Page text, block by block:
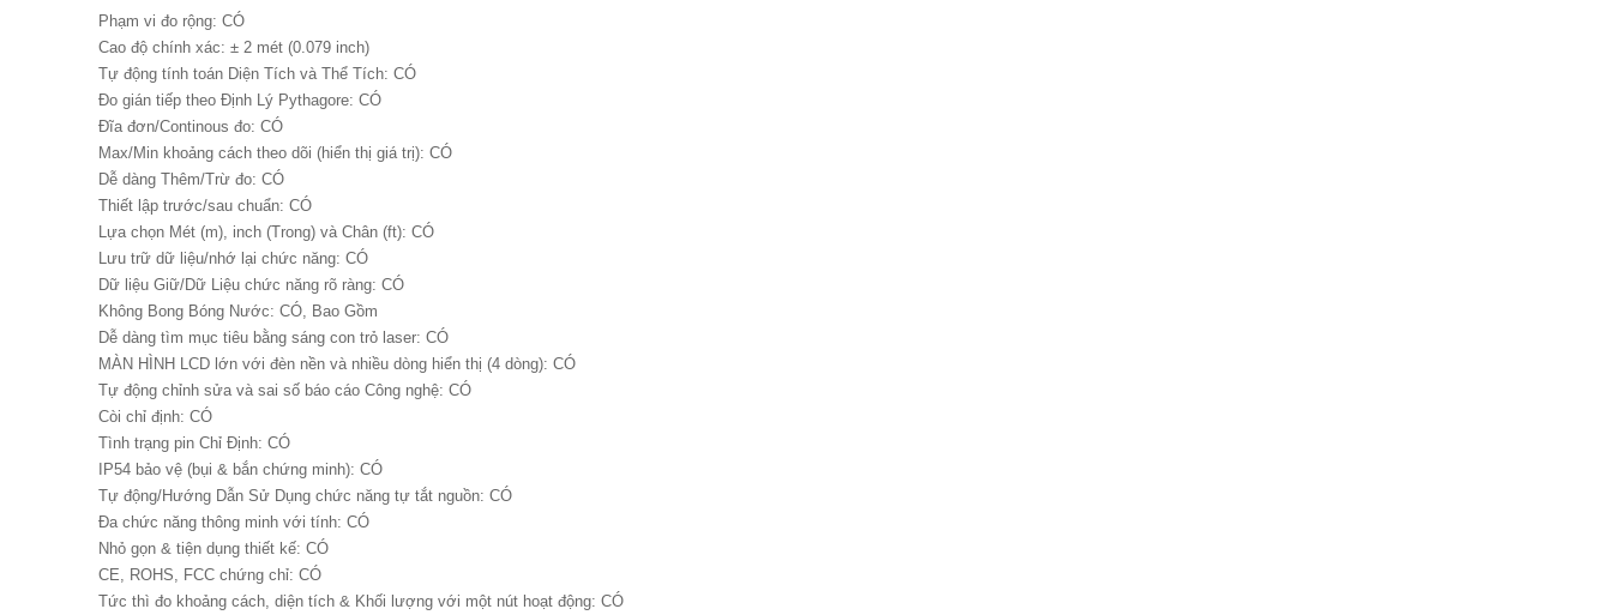
Phạm vi đo rộng: CÓ
Cao độ chính xác: ± 2 mét (0.079 inch)
Tự động tính toán Diện Tích và Thể Tích: CÓ
Đo gián tiếp theo Định Lý Pythagore: CÓ
Đĩa đơn/Continous đo: CÓ
Max/Min khoảng cách theo dõi (hiển thị giá trị): CÓ
Dễ dàng Thêm/Trừ đo: CÓ
Thiết lập trước/sau chuẩn: CÓ
Lựa chọn Mét (m), inch (Trong) và Chân (ft): CÓ
Lưu trữ dữ liệu/nhớ lại chức năng: CÓ
Dữ liệu Giữ/Dữ Liệu chức năng rõ ràng: CÓ
Không Bong Bóng Nước: CÓ, Bao Gồm
Dễ dàng tìm mục tiêu bằng sáng con trỏ laser: CÓ
MÀN HÌNH LCD lớn với đèn nền và nhiều dòng hiển thị (4 dòng): CÓ
Tự động chỉnh sửa và sai số báo cáo Công nghệ: CÓ
Còi chỉ định: CÓ
Tình trạng pin Chỉ Định: CÓ
IP54 bảo vệ (bụi & bắn chứng minh): CÓ
Tự động/Hướng Dẫn Sử Dụng chức năng tự tắt nguồn: CÓ
Đa chức năng thông minh với tính: CÓ
Nhỏ gọn & tiện dụng thiết kế: CÓ
CE, ROHS, FCC chứng chỉ: CÓ
Tức thì đo khoảng cách, diện tích & Khối lượng với một nút hoạt động: CÓ